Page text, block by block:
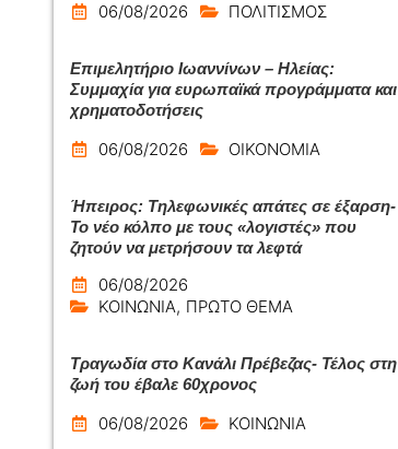
06/08/2026 ΠΟΛΙΤΙΣΜΟΣ
Επιμελητήριο Ιωαννίνων – Ηλείας:
Συμμαχία για ευρωπαϊκά προγράμματα και
χρηματοδοτήσεις
06/08/2026 ΟΙΚΟΝΟΜΙΑ
Ήπειρος: Τηλεφωνικές απάτες σε έξαρση-
Το νέο κόλπο με τους «λογιστές» που
ζητούν να μετρήσουν τα λεφτά
06/08/2026
ΚΟΙΝΩΝΙΑ, ΠΡΩΤΟ ΘΕΜΑ
Τραγωδία στο Κανάλι Πρέβεζας- Τέλος στη
ζωή του έβαλε 60χρονος
06/08/2026 ΚΟΙΝΩΝΙΑ